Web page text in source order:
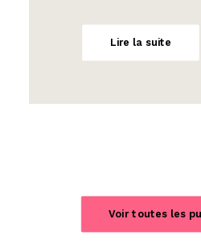
Lire la suite
Voir toutes les